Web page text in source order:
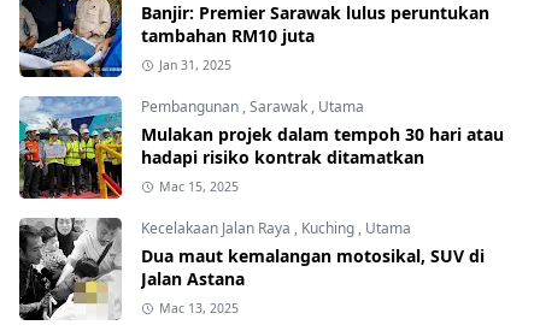
Banjir: Premier Sarawak lulus peruntukan
tambahan RM10 juta
Jan 31, 2025
Pembangunan ,Sarawak , Utama
Mulakan projek dalam tempoh 30 hari atau
hadapi risiko kontrak ditamatkan
Mac 15, 2025
Kecelakaan Jalan Raya , Kuching , Utama
Dua maut kemalangan motosikal, SUV di
Jalan Astana
Mac 13, 2025